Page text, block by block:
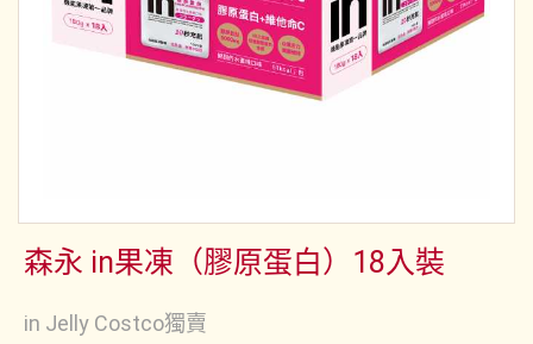
森永 in果凍（膠原蛋白）18入裝
in Jelly Costco獨賣